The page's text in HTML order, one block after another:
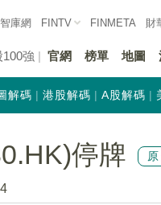
庫網 FINTV FINMETA 財
100強 官網 榜單 地圖
解碼 港股解碼 A股解碼
停牌